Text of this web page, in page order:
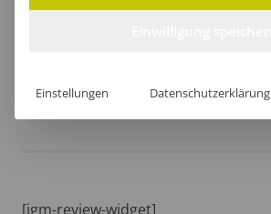
Größentabelle
Lieferzeit
[jgm-review-widget]
Einstellungen Datenschutzerklärung